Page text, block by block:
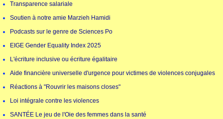
Transparence salariale
Soutien à notre amie Marzieh Hamidi
Podcasts sur le genre de Sciences Po
EIGE Gender Equality Index 2025
L'écriture inclusive ou écriture égalitaire
Aide financière universelle d'urgence pour victimes de violences conjugales
Réactions à "Rouvrir les maisons closes"
Loi intégrale contre les violences
SANTÉE Le jeu de l'Oie des femmes dans la santé